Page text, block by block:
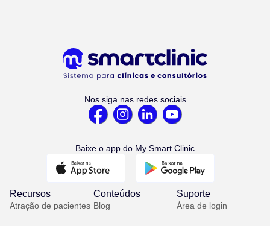
Nos siga nas redes sociais
Baixe o app do My Smart Clinic
Recursos
Atração de pacientes
Conteúdos
Blog
Suporte
Área de login